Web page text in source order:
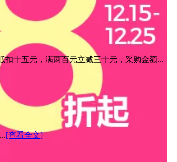
十五元，满两百元立减三十元，采购金额...
[查看全文]